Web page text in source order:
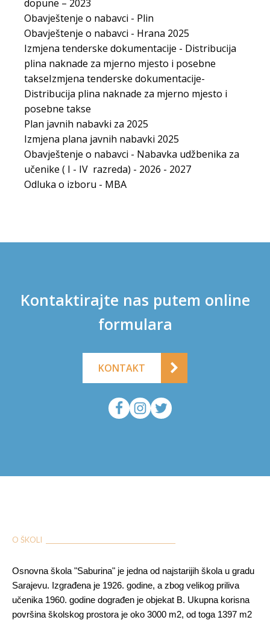
dopune – 2023
Obavještenje o nabavci - Plin
Obavještenje o nabavci - Hrana 2025
Izmjena tenderske dokumentacije - Distribucija
plina naknade za mjerno mjesto i posebne
takseIzmjena tenderske dokumentacije-
Distribucija plina naknade za mjerno mjesto i
posebne takse
Plan javnih nabavki za 2025
Izmjena plana javnih nabavki 2025
Obavještenje o nabavci - Nabavka udžbenika za
učenike ( I - IV razreda) - 2026 - 2027
Odluka o izboru - MBA
Kontaktirajte nas putem online
formulara
KONTAKT
O ŠKOLI ___________________________________________
Osnovna škola "Saburina" je jedna od najstarijih škola u gradu
Sarajevu. Izgrađena je 1926. godine, a zbog velikog priliva
učenika 1960. godine dograđen je objekat B. Ukupna korisna
površina školskog prostora je oko 3000 m2, od toga 1397 m2